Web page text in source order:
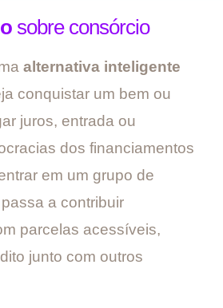
sobre consórcio
alternativa inteligente
conquistar um bem ou
juros, entrada ou
dos financiamentos
em um grupo de
a contribuir
parcelas acessíveis,
junto com outros